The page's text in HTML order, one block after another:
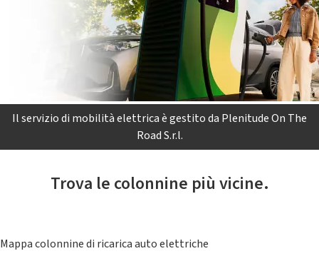
Il servizio di mobilità elettrica è gestito da Plenitude On The
Road S.r.l.
Trova le colonnine più vicine.
Mappa colonnine di ricarica auto elettriche